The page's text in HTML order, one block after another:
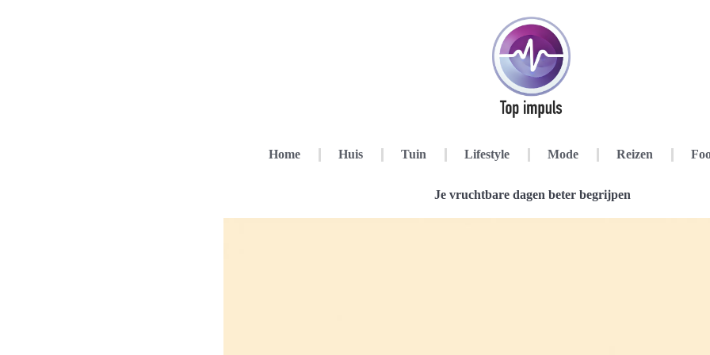
Home Huis Tuin Lifestyle Mode Reizen
Je vruchtbare dagen beter begrijpen